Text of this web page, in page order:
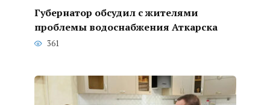
Губернатор обсудил с жителями
проблемы водоснабжения Аткарска
361